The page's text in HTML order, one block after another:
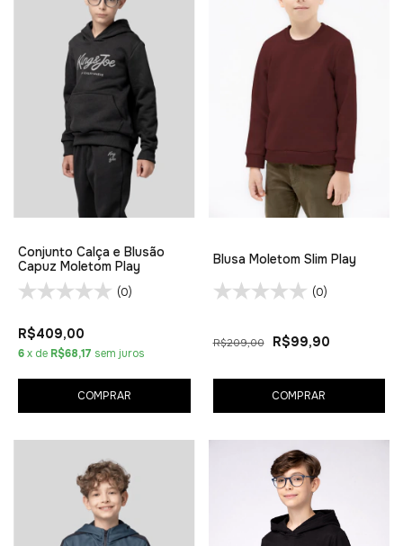
Conjunto Calça e Blusão
Capuz Moletom Play
(0)
R$409,00
6x de R$68,17 sem juros
COMPRAR
Blusa Moletom Slim Play
(0)
R$209,00 R$99,90
COMPRAR